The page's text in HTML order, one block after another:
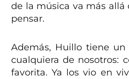
de la música va más allá
pensar.
Además, Huillo tiene
cualquiera de nosotros:
favorita. Ya los vio en